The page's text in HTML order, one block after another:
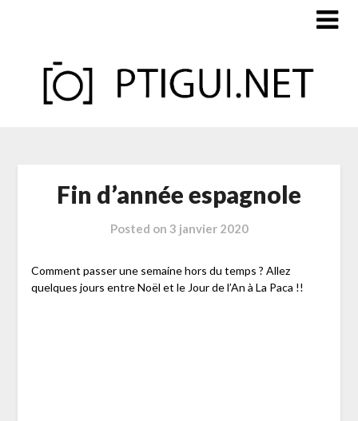
Fin d’année espagnole
Posted on 3 janvier 2020
Comment passer une semaine hors du temps ? Allez
quelques jours entre Noël et le Jour de l’An à La Paca !!